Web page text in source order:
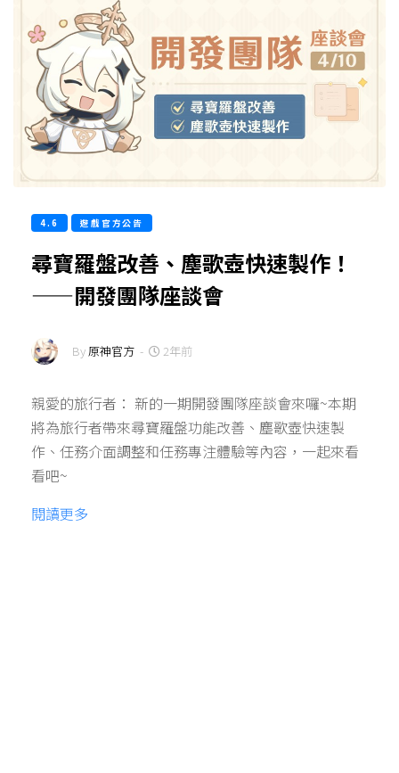
4.6 遊戲官方公告
尋寶羅盤改善、塵歌壺快速製作！
——開發團隊座談會
By原神官方 - 2年前
親愛的旅行者： 新的一期開發團隊座談會來囉~本期
將為旅行者帶來尋寶羅盤功能改善、塵歌壺快速製
作、任務介面調整和任務專注體驗等內容，一起來看
看吧~
閱讀更多